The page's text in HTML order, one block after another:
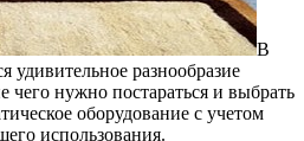
В
удивительное разнообразие
чего нужно постараться и выбрать
оборудование с учетом
использования.